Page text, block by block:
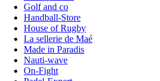
Golf and co
Handball-Store
House of Rugby
La sellerie de Maé
Made in Paradis
Nauti-wave
On-Fight